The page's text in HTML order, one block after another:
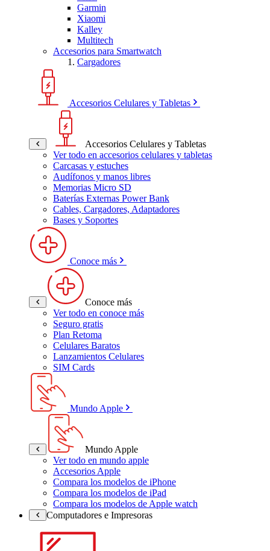
Garmin
Xiaomi
Kalley
Multitech
Accesorios para Smartwatch
Cargadores
Accesorios Celulares y Tabletas
Accesorios Celulares y Tabletas
Ver todo en accesorios celulares y tabletas
Carcasas y estuches
Audífonos y manos libres
Memorias Micro SD
Baterías Externas Power Bank
Cables, Cargadores, Adaptadores
Bases y Soportes
Conoce más
Conoce más
Ver todo en conoce más
Seguro gratis
Plan Retoma
Celulares Baratos
Lanzamientos Celulares
SIM Cards
Mundo Apple
Mundo Apple
Ver todo en mundo apple
Accesorios Apple
Compara los modelos de iPhone
Compara los modelos de iPad
Compara los modelos de Apple watch
Computadores e Impresoras